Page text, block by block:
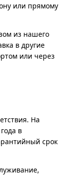
или прямому
из нашего
в другие
или через
На
в
срок